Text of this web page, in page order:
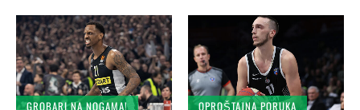
GROBARI NA NOGAMA!
OPROŠTAJNA PORUKA